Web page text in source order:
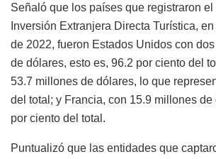
Señaló que los países que registraron
Inversión Extranjera Directa Turística,
de 2022, fueron Estados Unidos con
de dólares, esto es, 96.2 por ciento del
53.7 millones de dólares, lo que
del total; y Francia, con 15.9 millones de
por ciento del total.
Puntualizó que las entidades que